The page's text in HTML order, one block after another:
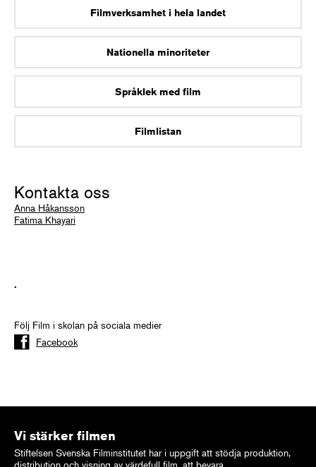
Filmverksamhet i hela landet
Nationella minoriteter
Språklek med film
Filmlistan
Kontakta oss
Anna Håkansson
Fatima Khayari
.
Följ Film i skolan på sociala medier
Facebook
Vi stärker filmen
Stiftelsen Svenska Filminstitutet har i uppgift att stödja produktion,
distribution och visning av värdefull film, att bevara